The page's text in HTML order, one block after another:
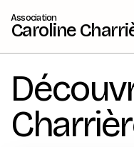
Association
Caroline